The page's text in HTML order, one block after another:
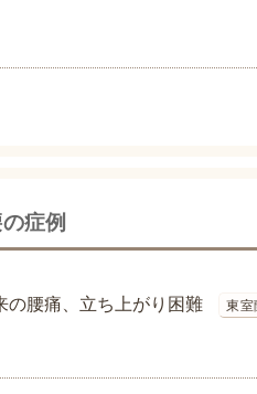
症例
の腰痛、立ち上がり困難 東